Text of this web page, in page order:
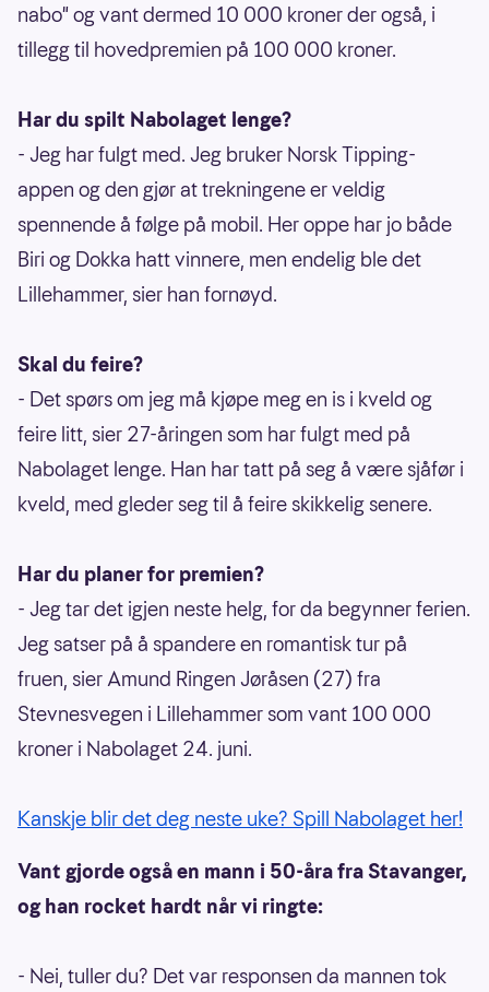
nabo" og vant dermed 10 000 kroner der også, i
tillegg til hovedpremien på 100 000 kroner.
Har du spilt Nabolaget lenge?
- Jeg har fulgt med. Jeg bruker Norsk Tipping-
appen og den gjør at trekningene er veldig
spennende å følge på mobil. Her oppe har jo både
Biri og Dokka hatt vinnere, men endelig ble det
Lillehammer, sier han fornøyd.
Skal du feire?
- Det spørs om jeg må kjøpe meg en is i kveld og
feire litt, sier 27-åringen som har fulgt med på
Nabolaget lenge. Han har tatt på seg å være sjåfør i
kveld, med gleder seg til å feire skikkelig senere.
Har du planer for premien?
- Jeg tar det igjen neste helg, for da begynner ferien.
Jeg satser på å spandere en romantisk tur på
fruen, sier Amund Ringen Jøråsen (27) fra
Stevnesvegen i Lillehammer som vant 100 000
kroner i Nabolaget 24. juni.
Kanskje blir det deg neste uke? Spill Nabolaget her!
Vant gjorde også en mann i 50-åra fra Stavanger,
og han rocket hardt når vi ringte:
- Nei, tuller du? Det var responsen da mannen tok